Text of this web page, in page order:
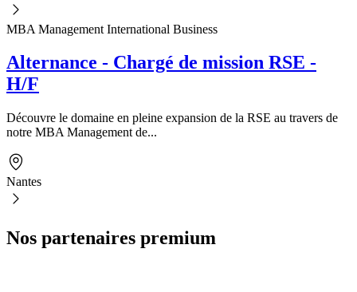
MBA Management International Business
Alternance - Chargé de mission RSE -
H/F
Découvre le domaine en pleine expansion de la RSE au travers de
notre MBA Management de...
Nantes
Nos partenaires premium